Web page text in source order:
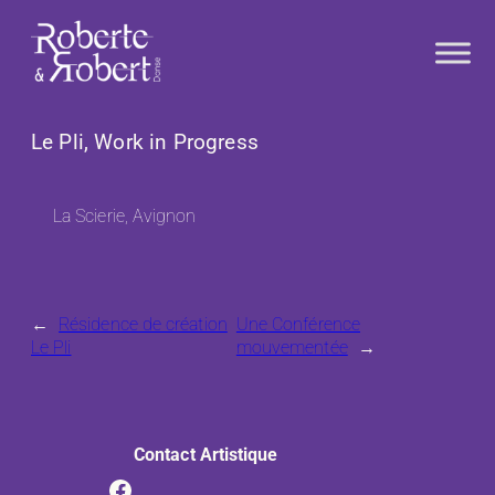
Aller
contenu
Le Pli, Work in Progress
La Scierie, Avignon
←
Résidence de création
Le Pli
Une Conférence
mouvementée
→
Contact Artistique